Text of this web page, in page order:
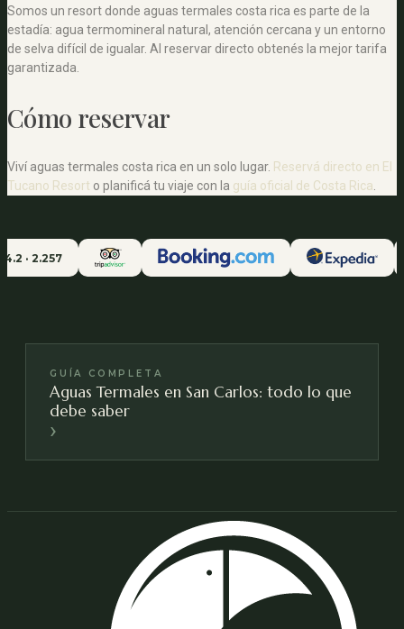
Somos un resort donde aguas termales costa rica es parte de la
estadía: agua termomineral natural, atención cercana y un entorno
de selva difícil de igualar. Al reservar directo obtenés la mejor tarifa
garantizada.
Cómo reservar
Viví aguas termales costa rica en un solo lugar. Reservá directo en El
Tucano Resort o planificá tu viaje con la guía oficial de Costa Rica
GUÍA COMPLETA
Aguas Termales en San Carlos: todo lo que
debe saber
›